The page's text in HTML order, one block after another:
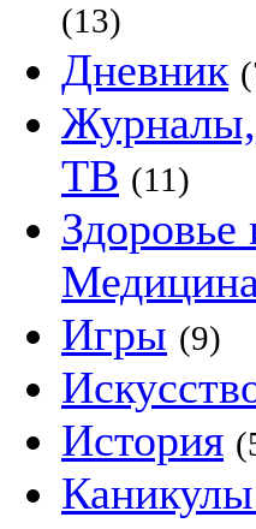
(13)
Дневник
ТВ (11)
Здоровье
Медицина
Игры (9)
История